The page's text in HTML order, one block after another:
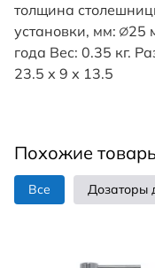
толщина
установки, мм: ∅25
года Вес: 0.35 кг.
23.5 х 9 х 13.5
Похожие
Все Дозаторы